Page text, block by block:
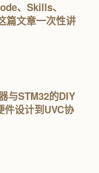
、Skills、
篇文章一次性讲
与STM32的DIY
件设计到UVC协